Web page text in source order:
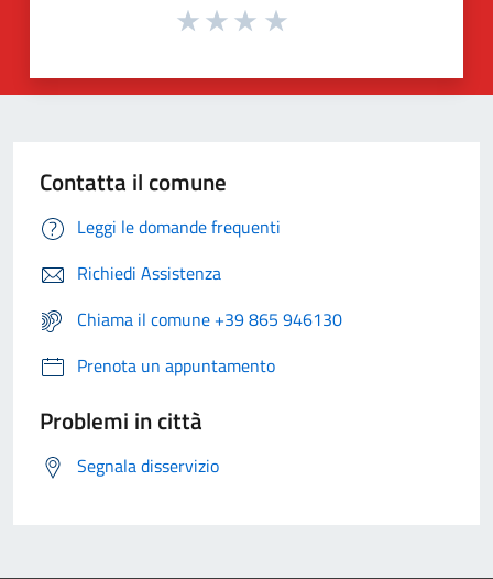
Contatta il comune
Leggi le domande frequenti
Richiedi Assistenza
Chiama il comune +39 865 946130
Prenota un appuntamento
Problemi in città
Segnala disservizio